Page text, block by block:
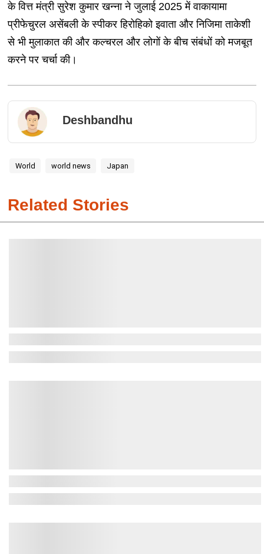
के वित्त मंत्री सुरेश कुमार खन्ना ने जुलाई 2025 में वाकायामा
प्रीफेचुरल असेंबली के स्पीकर हिरोहिको इवाता और निजिमा ताकेशी
से भी मुलाकात की और कल्चरल और लोगों के बीच संबंधों को मजबूत
करने पर चर्चा की।
Deshbandhu
World world news Japan
Related Stories